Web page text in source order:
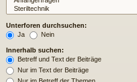
Unterforen durchsuchen:
Ja
Nein
Innerhalb suchen:
Betreff und Text der Beiträge
Nur im Text der Beiträge